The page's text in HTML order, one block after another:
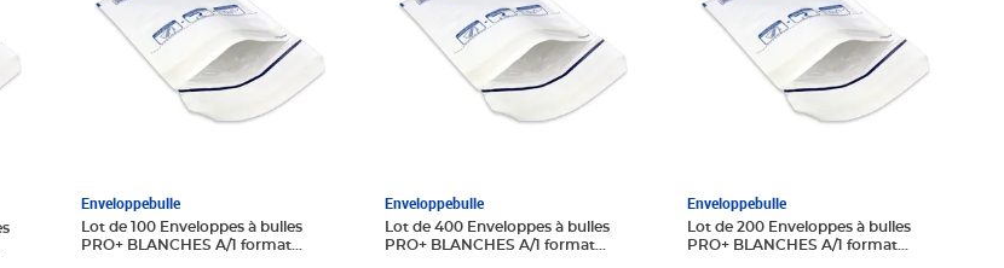
Enveloppebulle
Lot de 100 Enveloppes à bulles
PRO+ BLANCHES A/1 format
Enveloppebulle
Lot de 400 Enveloppes à bulles
PRO+ BLANCHES A/1 format
Enveloppebulle
Lot de 200 Enveloppes à bulles
PRO+ BLANCHES A/1 format